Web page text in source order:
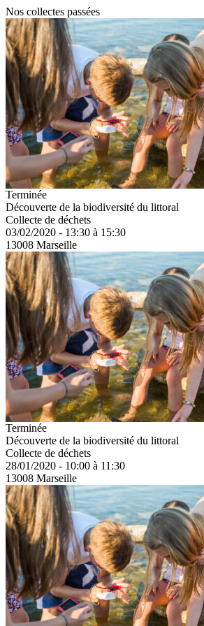
Nos collectes passées
Terminée
Découverte de la biodiversité du littoral
Collecte de déchets
03/02/2020 - 13:30 à 15:30
13008 Marseille
Terminée
Découverte de la biodiversité du littoral
Collecte de déchets
28/01/2020 - 10:00 à 11:30
13008 Marseille